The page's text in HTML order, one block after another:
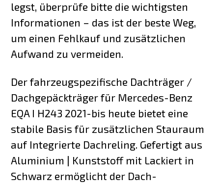
legst, überprüfe bitte die wichtigsten
Informationen – das ist der beste Weg,
um einen Fehlkauf und zusätzlichen
Aufwand zu vermeiden.
Der fahrzeugspezifische Dachträger /
Dachgepäckträger für Mercedes-Benz
EQA I H243 2021-bis heute bietet eine
stabile Basis für zusätzlichen Stauraum
auf Integrierte Dachreling. Gefertigt aus
Aluminium | Kunststoff mit Lackiert in
Schwarz ermöglicht der Dach-